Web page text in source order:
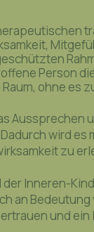
Person
ohne es
Aussprechen
wird es
zu
der Inneren-
an
und ein